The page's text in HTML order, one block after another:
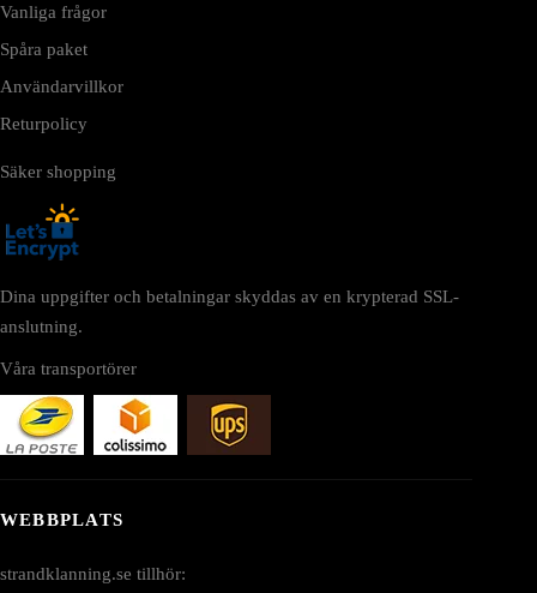
Vanliga frågor
Spåra paket
Användarvillkor
Returpolicy
Säker shopping
Dina uppgifter och betalningar skyddas av en krypterad SSL-
anslutning.
Våra transportörer
WEBBPLATS
strandklanning.se tillhör: